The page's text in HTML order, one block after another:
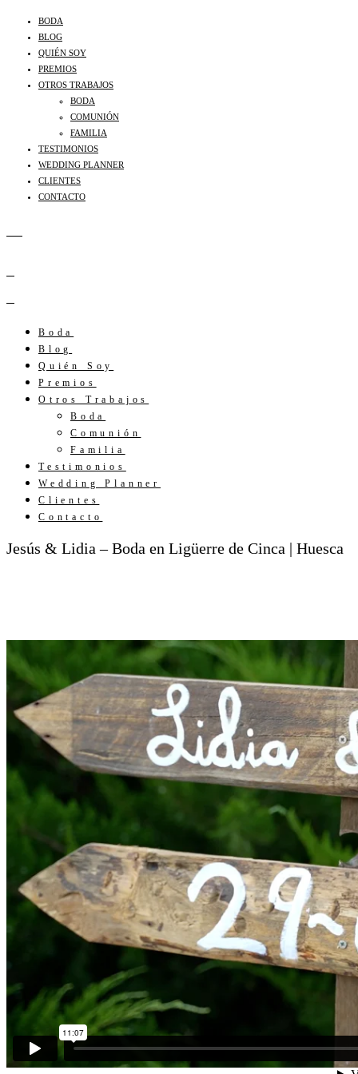
BODA
BLOG
QUIÉN SOY
PREMIOS
OTROS TRABAJOS
BODA
COMUNIÓN
FAMILIA
TESTIMONIOS
WEDDING PLANNER
CLIENTES
CONTACTO
Boda
Blog
Quién Soy
Premios
Otros Trabajos
Boda
Comunión
Familia
Testimonios
Wedding Planner
Clientes
Contacto
Jesús & Lidia – Boda en Ligüerre de Cinca | Huesca